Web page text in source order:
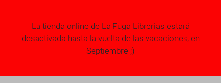
La tienda online de La Fuga Librerias estará
desactivada hasta la vuelta de las vacaciones, en
Septiembre ;)